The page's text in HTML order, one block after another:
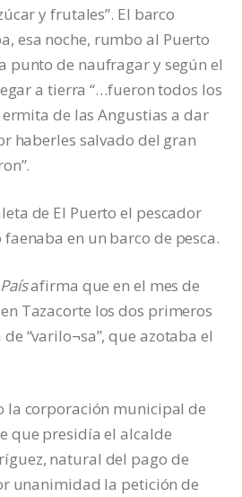
y frutales”. El barco
esa noche, rumbo al Puerto
punto de naufragar y según el
a tierra “…fueron todos los
de las Angustias a dar
haberles salvado del gran
de El Puerto el pescador
en un barco de pesca.
afirma que en el mes de
Tazacorte los dos primeros
“varilo¬sa”, que azotaba el
la corporación municipal de
que presidía el alcalde
natural del pago de
unanimidad la petición de